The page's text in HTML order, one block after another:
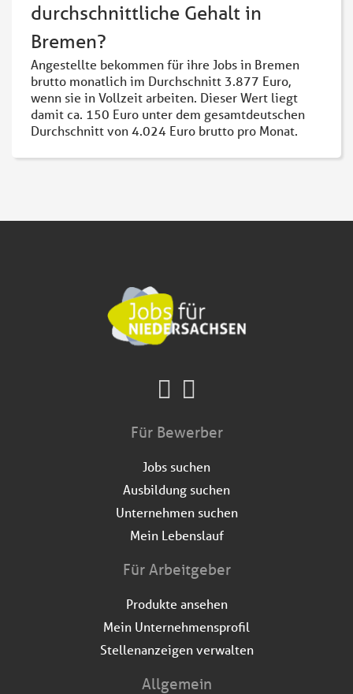
durchschnittliche Gehalt in
Bremen?
Angestellte bekommen für ihre Jobs in Bremen
brutto monatlich im Durchschnitt 3.877 Euro,
wenn sie in Vollzeit arbeiten. Dieser Wert liegt
damit ca. 150 Euro unter dem gesamtdeutschen
Durchschnitt von 4.024 Euro brutto pro Monat.
Für Bewerber
Jobs suchen
Ausbildung suchen
Unternehmen suchen
Mein Lebenslauf
Für Arbeitgeber
Produkte ansehen
Mein Unternehmensprofil
Stellenanzeigen verwalten
Allgemein